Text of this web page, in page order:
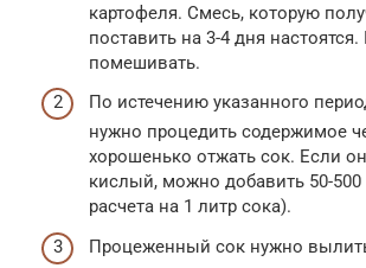
картофеля. Смесь, которую
поставить на 3-4 дня настоятся.
помешивать.
По истечению указанного
нужно процедить содержимое
хорошенько отжать сок. Если
кислый, можно добавить 50-
расчета на 1 литр сока).
Процеженный сок нужно